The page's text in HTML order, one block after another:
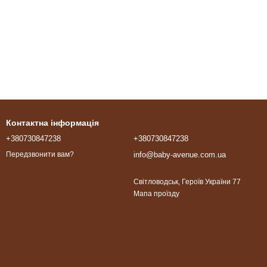
Контактна інформація
+380730847238
Передзвонити вам?
+380730847238
info@baby-avenue.com.ua
Світловодськ, Героїв України 77
Мапа проїзду